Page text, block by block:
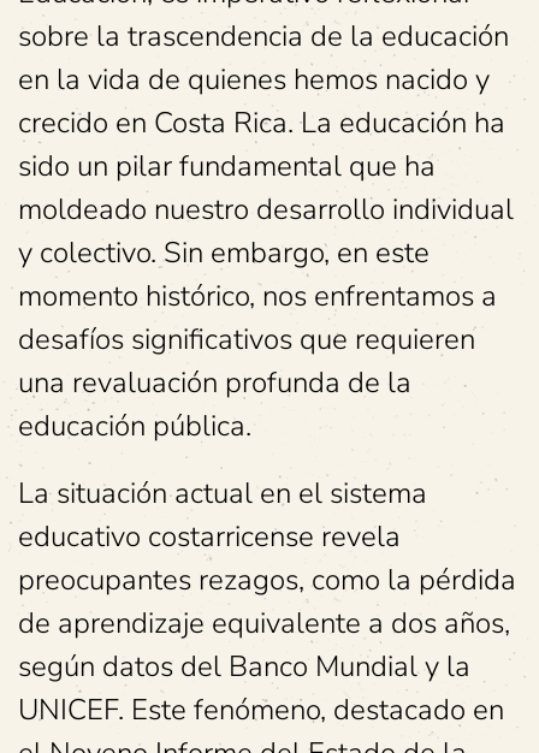
sobre la trascendencia de la educación
en la vida de quienes hemos nacido y
crecido en Costa Rica. La educación ha
sido un pilar fundamental que ha
moldeado nuestro desarrollo individual
y colectivo. Sin embargo, en este
momento histórico, nos enfrentamos a
desafíos significativos que requieren
una revaluación profunda de la
educación pública.
La situación actual en el sistema
educativo costarricense revela
preocupantes rezagos, como la pérdida
de aprendizaje equivalente a dos años,
según datos del Banco Mundial y la
UNICEF. Este fenómeno, destacado en